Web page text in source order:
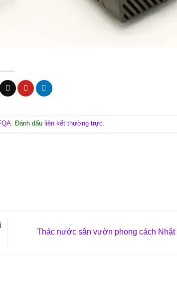
. Đánh dấu liên kết thường trực.
Thác nước sân vườn phong cách Nhật